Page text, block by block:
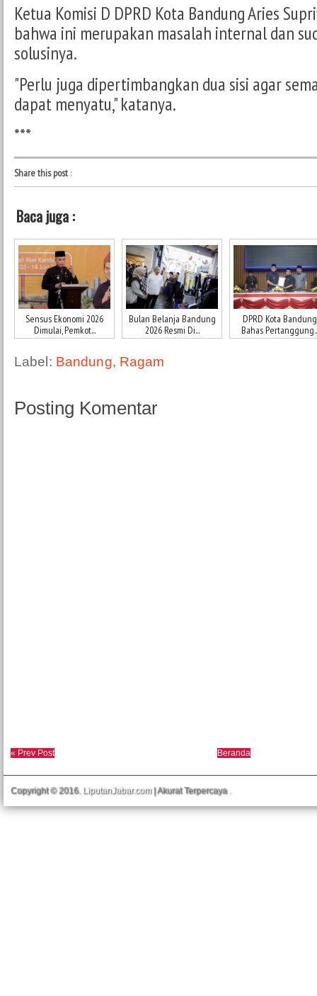
Ketua Komisi D DPRD Kota Bandung Aries
bahwa ini merupakan masalah internal dan
solusinya.
"Perlu juga dipertimbangkan dua sisi agar
dapat menyatu," katanya.
***
Share this post:
Baca juga :
Sensus Ekonomi 2026
Dimulai, Pemkot...
Bulan Belanja Bandung
2026 Resmi Di...
DPRD Kota Bandung
Bahas
Label: Bandung, Ragam
Posting Komentar
« Prev Post Beranda
Copyright © 2016. LiputanJabar.com| Akurat Terpercaya